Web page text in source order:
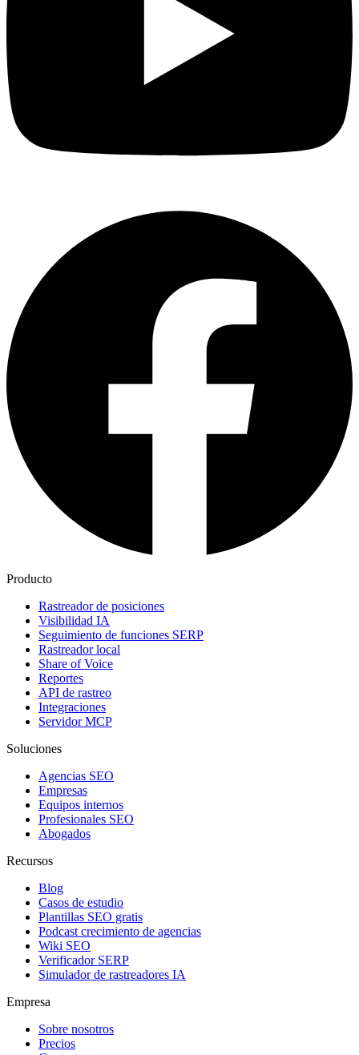
Producto
Rastreador de posiciones
Visibilidad IA
Seguimiento de funciones SERP
Rastreador local
Share of Voice
Reportes
API de rastreo
Integraciones
Servidor MCP
Soluciones
Agencias SEO
Empresas
Equipos internos
Profesionales SEO
Abogados
Recursos
Blog
Casos de estudio
Plantillas SEO gratis
Podcast crecimiento de agencias
Wiki SEO
Verificador SERP
Simulador de rastreadores IA
Empresa
Sobre nosotros
Precios